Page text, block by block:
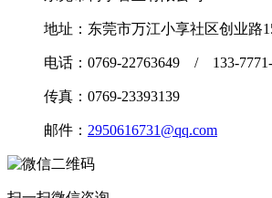
地址：东莞市万江小享社区创业路
电话：0769-22763649 / 133-
传真：0769-23393139
邮件： 2950616731@qq.com